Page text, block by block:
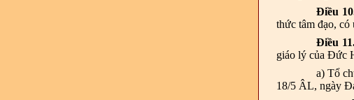
Điều
thức tâm đạo, có
Điều
giáo lý của Đức
a) Tổ
18/5 ÂL, ngày